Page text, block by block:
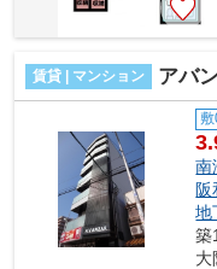
賃貸 | マンション アバ
南
阪
地
築
大